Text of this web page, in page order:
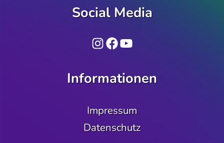
Social Media
Instagram
Facebook
YouTube
Informationen
Impressum
Datenschutz